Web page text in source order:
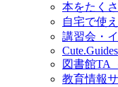
本をたく
自宅で使
講習会・
Cute.Guides
図書館TA
教育情報